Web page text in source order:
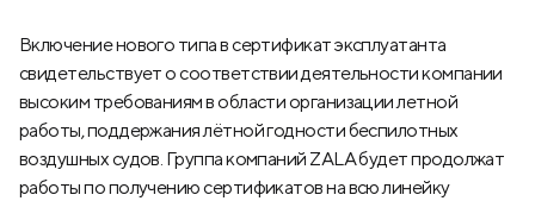
Включение нового типа в сертификат эксплуатанта
свидетельствует о соответствии деятельности компании
высоким требованиям в области организации летной
работы, поддержания лётной годности беспилотных
воздушных судов. Группа компаний ZALA будет продолжат
работы по получению сертификатов на всю линейку